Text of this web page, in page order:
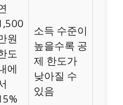
원
도
에
소득 수준이
높을수록 공
제 한도가
낮아질 수
있음